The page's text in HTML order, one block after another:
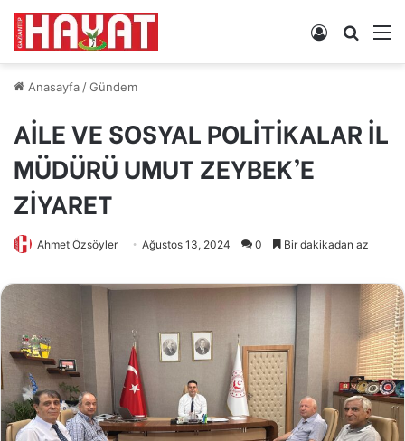
Arama
Kayıt
Anasayfa/Gündem
AİLE VE SOSYAL POLİTİKALAR İL
MÜDÜRÜ UMUT ZEYBEK’E
ZİYARET
Ahmet Özsöyler Ağustos 13, 2024 0 Bir dakikadan az